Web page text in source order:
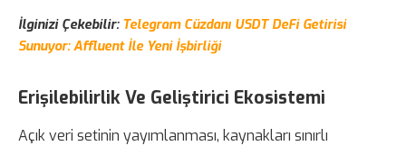
İlginizi Çekebilir:Telegram Cüzdanı USDT DeFi Getirisi
Sunuyor: Affluent İle Yeni İşbirliği
Erişilebilirlik Ve Geliştirici Ekosistemi
Açık veri setinin yayımlanması, kaynakları sınırlı